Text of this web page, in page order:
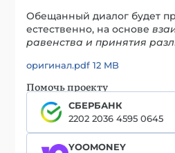
Обещанный диалог будет
естественно, на основе
равенства и принятия
оригинал.pdf 12 MB
Помочь проекту
СБЕРБАНК
2202 2036 4595 0645
YOOMONEY